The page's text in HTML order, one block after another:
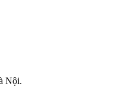
Nội.